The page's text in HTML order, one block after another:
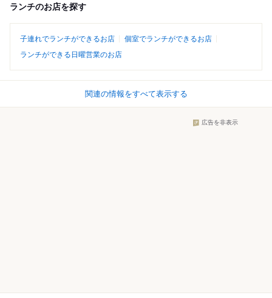
ランチのお店を探す
子連れでランチができるお店
個室でランチができるお店
ランチができる日曜営業のお店
関連の情報をすべて表示する
広告を非表示